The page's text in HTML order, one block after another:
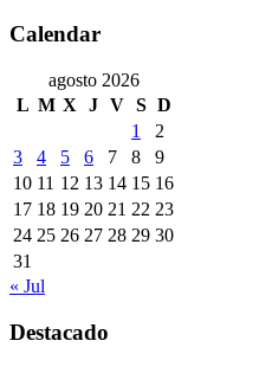
Calendar
agosto 2026
L M X J V S D
1
2
3
4 5 6 7 8
9
10 11 12 13 14 15 16
17 18 19 20 21 22 23
24 25 26 27 28 29 30
31
« Jul
Destacado